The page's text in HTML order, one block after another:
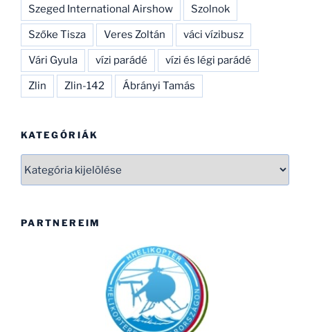
Szeged International Airshow Szolnok
Szőke Tisza Veres Zoltán váci vízibusz
Vári Gyula vízi parádé vízi és légi parádé
Zlin Zlin-142 Ábrányi Tamás
KATEGÓRIÁK
PARTNEREIM